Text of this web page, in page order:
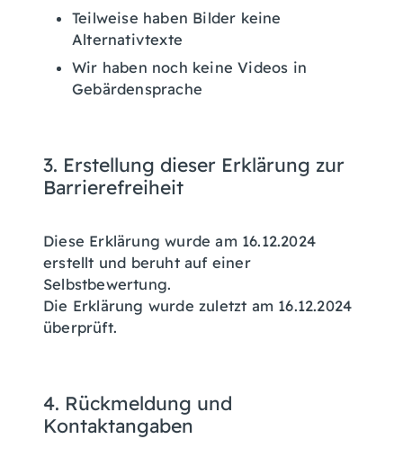
Teilweise haben Bilder keine
Alternativtexte
Wir haben noch keine Videos in
Gebärdensprache
3. Erstellung dieser Erklärung zur
Barrierefreiheit
Diese Erklärung wurde am 16.12.2024
erstellt und beruht auf einer
Selbstbewertung.
Die Erklärung wurde zuletzt am 16.12.2024
überprüft.
4. Rückmeldung und
Kontaktangaben